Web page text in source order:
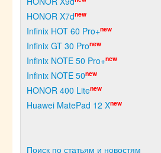
HONOR X7dnew
Infinix HOT 60 Pro+new
Infinix GT 30 Pronew
Infinix NOTE 50 Pro+new
Infinix NOTE 50new
HONOR 400 Litenew
Huawei MatePad 12 Xnew
Поиск по статьям и новостям